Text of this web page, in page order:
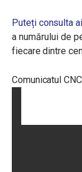
Puteți consulta
a numărului de
fiecare dintre
Comunicatul